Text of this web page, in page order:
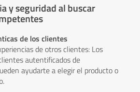
y seguridad al buscar
de los clientes
de otros clientes: Los
autentificados de
ayudarte a elegir el producto o